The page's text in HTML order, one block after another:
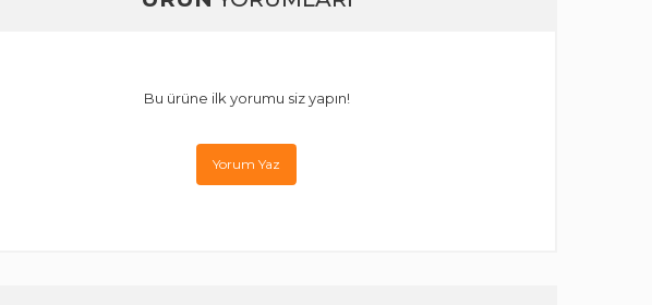
Bu ürüne ilk yorumu siz yapın!
Yorum Yaz